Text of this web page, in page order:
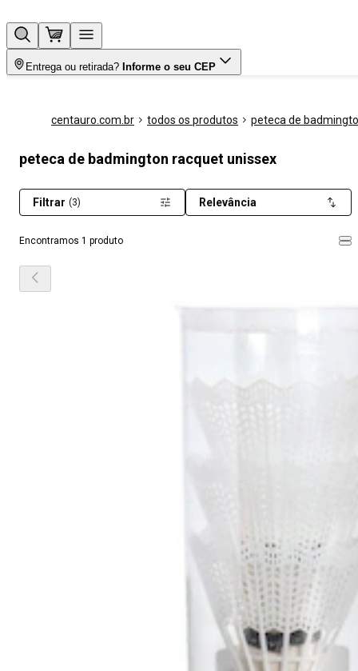
Entrega ou retirada? Informe o seu CEP
centauro.com.br todos os produtos peteca de
peteca de badmington racquet unissex
Encontramos 1 produto
Filtrar (3) Relevância